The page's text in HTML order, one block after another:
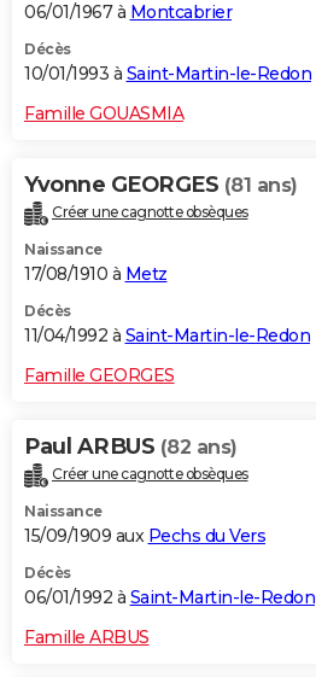
06/01/1967 à Montcabrier
Décès
10/01/1993 à Saint-Martin-le-Redon
Famille GOUASMIA
Yvonne GEORGES (81 ans)
Créer une cagnotte obsèques
Naissance
17/08/1910 à Metz
Décès
11/04/1992 à Saint-Martin-le-Redon
Famille GEORGES
Paul ARBUS (82 ans)
Créer une cagnotte obsèques
Naissance
15/09/1909 aux Pechs du Vers
Décès
06/01/1992 à Saint-Martin-le-Redon
Famille ARBUS